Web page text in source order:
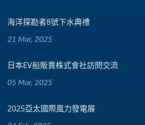
海洋探勘者8號下水典禮
21 Mar, 2025
日本EV船販賣株式會社訪問交流
05 Mar, 2025
2025亞太國際風力發電展